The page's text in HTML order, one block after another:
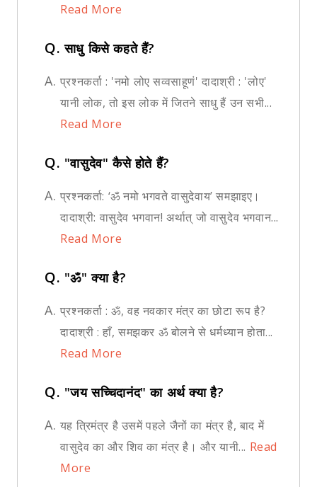
Read More
Q.साधु किसे कहते हैं?
A. प्रश्नकर्ता : 'नमो लोए सव्वसाहूणं' दादाश्री : 'लोए'
यानी लोक, तो इस लोक में जितने साधु हैं उन सभी...
Read More
Q. "वासुदेव" कैसे होते हैं?
A. प्रश्नकर्ता: ‘ॐ नमो भगवते वासुदेवाय’ समझाइए।
दादाश्री: वासुदेव भगवान! अर्थात् जो वासुदेव भगवान...
Read More
Q. "ॐ" क्या है?
A. प्रश्नकर्ता : ॐ, वह नवकार मंत्र का छोटा रूप है?
दादाश्री : हाँ, समझकर ॐ बोलने से धर्मध्यान होता...
Read More
Q. "जय सच्चिदानंद" का अर्थ क्या है?
A. यह त्रिमंत्र है उसमें पहले जैनों का मंत्र है, बाद में
वासुदेव का और शिव का मंत्र है। और यानी... Read
More